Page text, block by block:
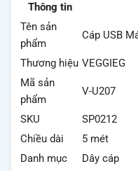
Thông tin
Tên sản
phẩm
Cáp USB
Thương hiệu VEGGIEG
Mã sản
phẩm
V-U207
SKU
SP0212
Chiều dài
5 mét
Danh mục
Dây cáp